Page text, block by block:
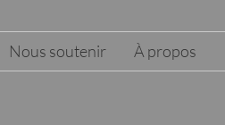
Nous soutenir À propos